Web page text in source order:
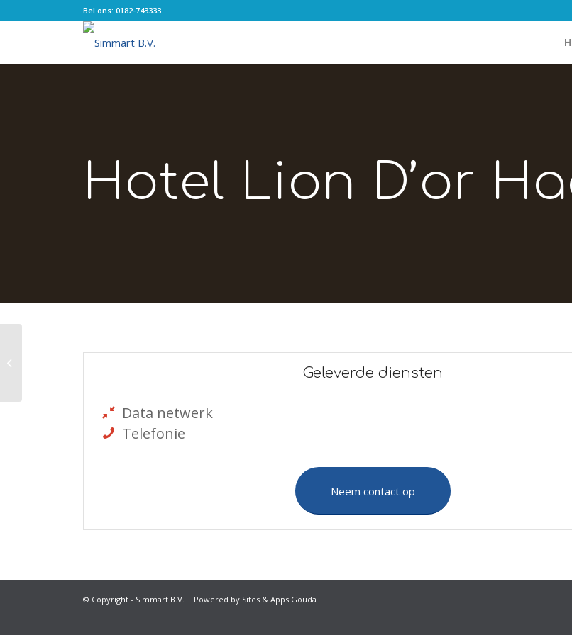
Bel ons: 0182-743333
Hotel Lion D’or
Geleverde diensten
Data netwerk
Telefonie
Neem contact op
© Copyright - Simmart B.V. | Powered by Sites & Apps Gouda